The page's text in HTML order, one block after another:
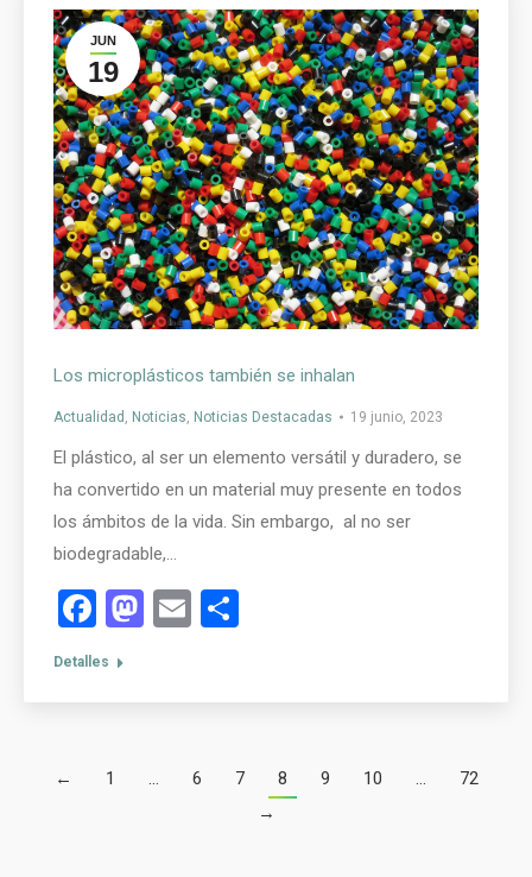
JUN
19
Los microplásticos también se inhalan
Actualidad , Noticias, Noticias Destacadas 19 junio, 2023
El plástico, al ser un elemento versátil y duradero, se
ha convertido en un material muy presente en todos
los ámbitos de la vida. Sin embargo, al no ser
biodegradable,…
Facebook
Mastodon
Email
Detalles
← 1 … 6 7 8 9 10 …
72
→